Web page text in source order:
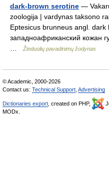
dark-brown serotine —
zoologija | vardynas taksono
Eptesicus brunneus angl. dark
западноафриканский кожан
Žinduolių pavadinimų žodynas
© Academic, 2000-2026
Contact us: Technical Support Advertising
Dictionaries export , created on PHP,
MODx.